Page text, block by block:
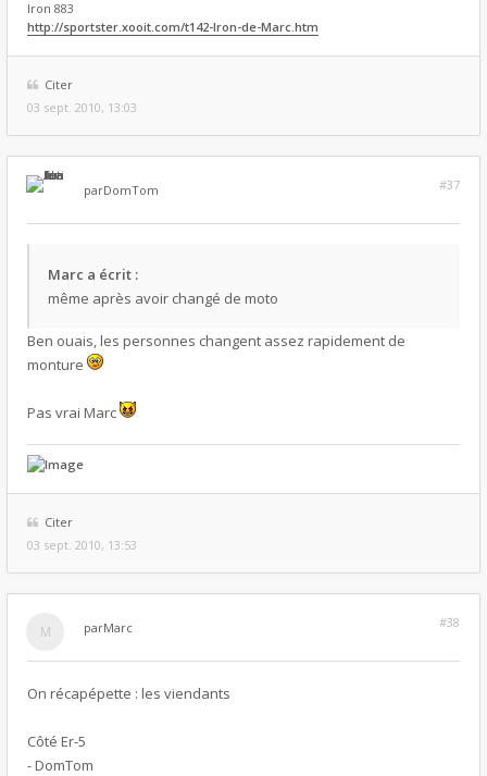
Iron 883
http://sportster.xooit.com/t142-Iron-de-Marc.htm
Citer
03 sept. 2010, 13:03
#37
parDomTom
Marc a écrit :
même après avoir changé de moto
Ben ouais, les personnes changent assez rapidement de
monture
Pas vrai Marc
Citer
03 sept. 2010, 13:53
#38
parMarc
On récapépette : les viendants
Côté Er-5
- DomTom